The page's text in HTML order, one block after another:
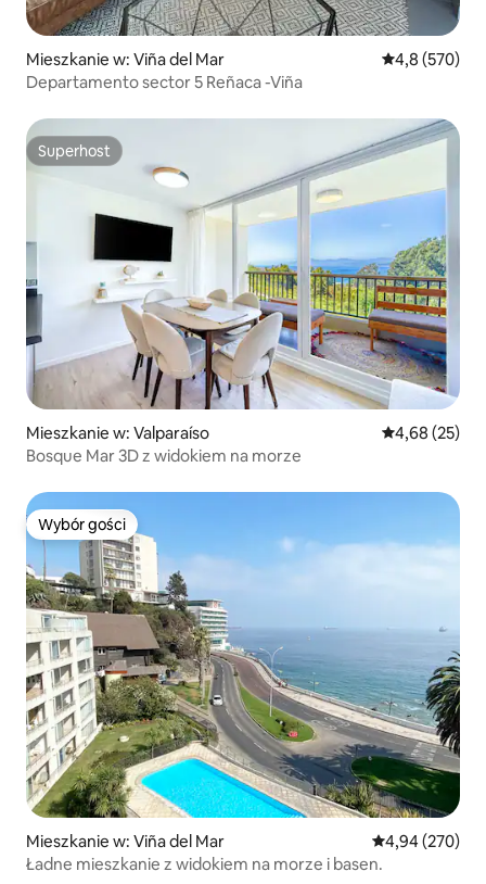
Mieszkanie w: Viña del Mar Średnia
4,8 (570)
Departamento sector 5 Reñaca -Viña
Superhost
Superhost
Mieszkanie w: Valparaíso Średnia
4,68 (25)
Bosque Mar 3D z widokiem na morze
Wybór gości
Wybór gości
Mieszkanie w: Viña del Mar Średnia
4,94 (270)
Ładne mieszkanie z widokiem na morze i basen.